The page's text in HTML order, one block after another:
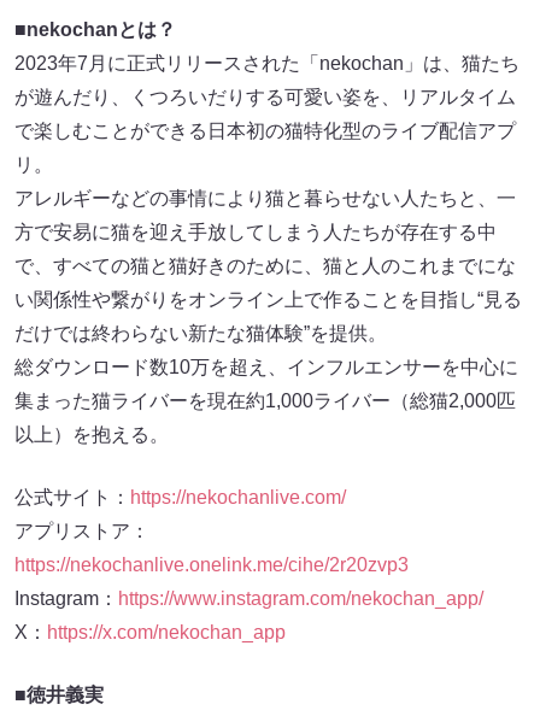
■nekochanとは？
2023年7月に正式リリースされた「nekochan」は、猫たち
が遊んだり、くつろいだりする可愛い姿を、リアルタイム
で楽しむことができる日本初の猫特化型のライブ配信アプ
リ。
アレルギーなどの事情により猫と暮らせない人たちと、一
方で安易に猫を迎え手放してしまう人たちが存在する中
で、すべての猫と猫好きのために、猫と人のこれまでにな
い関係性や繋がりをオンライン上で作ることを目指し“見る
だけでは終わらない新たな猫体験”を提供。
総ダウンロード数10万を超え、インフルエンサーを中心に
集まった猫ライバーを現在約1,000ライバー（総猫2,000匹
以上）を抱える。
公式サイト： https://nekochanlive.com/
アプリストア：
https://nekochanlive.onelink.me/cihe/2r20zvp3
Instagram： https://www.instagram.com/nekochan_app/
X： https://x.com/nekochan_app
■徳井義実